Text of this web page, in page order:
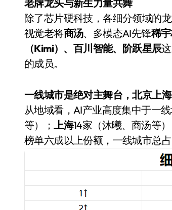
老牌龙头与新生力量共舞
除了芯片硬科技，各细分领域的
视觉老将商汤、多模态AI先锋稀
（Kimi）、百川智能、阶跃星辰
的成员。
一线城市是绝对主舞台，北京上
从地域看，AI产业高度集中于一线
等）；上海14家（沐曦、商汤等
榜单六成以上份额，一线城市总占
从电视一哥到声
TCL用一套‘完整
开了回音壁的顶